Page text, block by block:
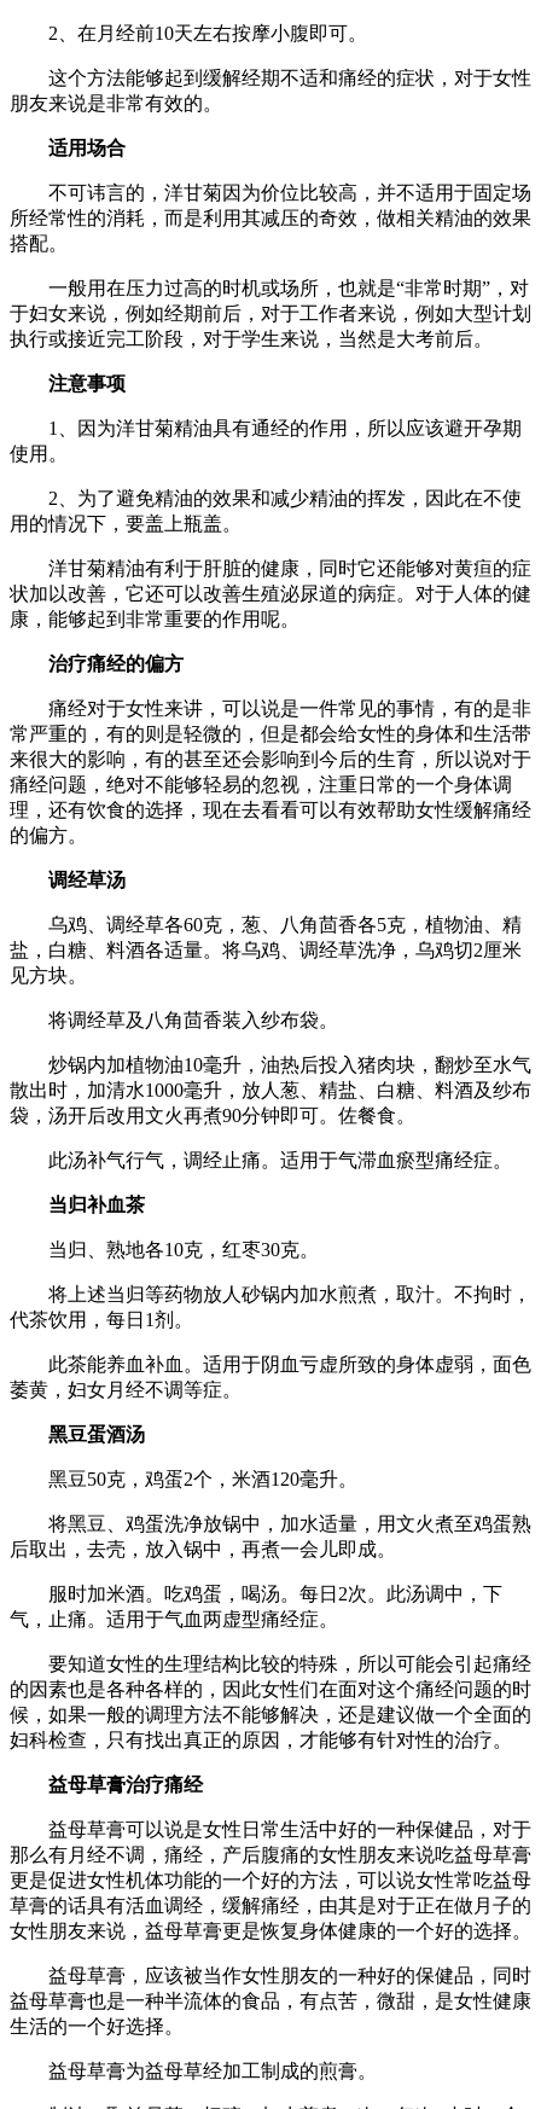
2、在月经前10天左右按摩小腹即可。
这个方法能够起到缓解经期不适和痛经的症状，对于女性
朋友来说是非常有效的。
适用场合
不可讳言的，洋甘菊因为价位比较高，并不适用于固定场
所经常性的消耗，而是利用其减压的奇效，做相关精油的效果
搭配。
一般用在压力过高的时机或场所，也就是“非常时期”，对
于妇女来说，例如经期前后，对于工作者来说，例如大型计划
执行或接近完工阶段，对于学生来说，当然是大考前后。
注意事项
1、因为洋甘菊精油具有通经的作用，所以应该避开孕期
使用。
2、为了避免精油的效果和减少精油的挥发，因此在不使
用的情况下，要盖上瓶盖。
洋甘菊精油有利于肝脏的健康，同时它还能够对黄疸的症
状加以改善，它还可以改善生殖泌尿道的病症。对于人体的健
康，能够起到非常重要的作用呢。
治疗痛经的偏方
痛经对于女性来讲，可以说是一件常见的事情，有的是非
常严重的，有的则是轻微的，但是都会给女性的身体和生活带
来很大的影响，有的甚至还会影响到今后的生育，所以说对于
痛经问题，绝对不能够轻易的忽视，注重日常的一个身体调
理，还有饮食的选择，现在去看看可以有效帮助女性缓解痛经
的偏方。
调经草汤
乌鸡、调经草各60克，葱、八角茴香各5克，植物油、精
盐，白糖、料酒各适量。将乌鸡、调经草洗净，乌鸡切2厘米
见方块。
将调经草及八角茴香装入纱布袋。
炒锅内加植物油10毫升，油热后投入猪肉块，翻炒至水气
散出时，加清水1000毫升，放人葱、精盐、白糖、料酒及纱布
袋，汤开后改用文火再煮90分钟即可。佐餐食。
此汤补气行气，调经止痛。适用于气滞血瘀型痛经症。
当归补血茶
当归、熟地各10克，红枣30克。
将上述当归等药物放人砂锅内加水煎煮，取汁。不拘时，
代茶饮用，每日1剂。
此茶能养血补血。适用于阴血亏虚所致的身体虚弱，面色
萎黄，妇女月经不调等症。
黑豆蛋酒汤
黑豆50克，鸡蛋2个，米酒120毫升。
将黑豆、鸡蛋洗净放锅中，加水适量，用文火煮至鸡蛋熟
后取出，去壳，放入锅中，再煮一会儿即成。
服时加米酒。吃鸡蛋，喝汤。每日2次。此汤调中，下
气，止痛。适用于气血两虚型痛经症。
要知道女性的生理结构比较的特殊，所以可能会引起痛经
的因素也是各种各样的，因此女性们在面对这个痛经问题的时
候，如果一般的调理方法不能够解决，还是建议做一个全面的
妇科检查，只有找出真正的原因，才能够有针对性的治疗。
益母草膏治疗痛经
益母草膏可以说是女性日常生活中好的一种保健品，对于
那么有月经不调，痛经，产后腹痛的女性朋友来说吃益母草膏
更是促进女性机体功能的一个好的方法，可以说女性常吃益母
草膏的话具有活血调经，缓解痛经，由其是对于正在做月子的
女性朋友来说，益母草膏更是恢复身体健康的一个好的选择。
益母草膏，应该被当作女性朋友的一种好的保健品，同时
益母草膏也是一种半流体的食品，有点苦，微甜，是女性健康
生活的一个好选择。
益母草膏为益母草经加工制成的煎膏。